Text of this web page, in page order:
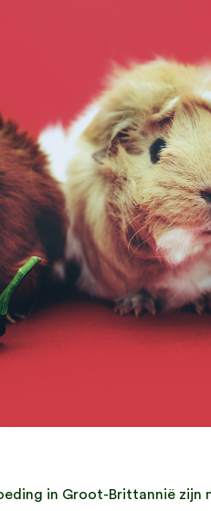
in Groot-Brittannië zijn